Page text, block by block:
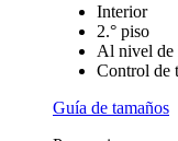
Interior
2.° piso
Al nivel de
Control de
Guía de tamaños